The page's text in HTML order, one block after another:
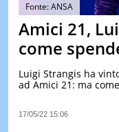
Fonte: ANSA
Amici 21,
come
Luigi Strangis ha
ad Amici 21: ma
17/05/22 15:06